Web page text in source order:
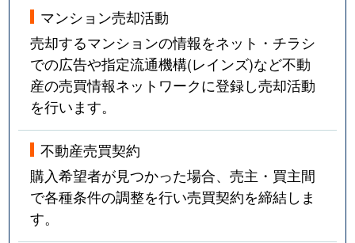
マンション売却活動
売却するマンションの情報をネット・チラシ
での広告や指定流通機構(レインズ)など不動
産の売買情報ネットワークに登録し売却活動
を行います。
不動産売買契約
購入希望者が見つかった場合、売主・買主間
で各種条件の調整を行い売買契約を締結しま
す。